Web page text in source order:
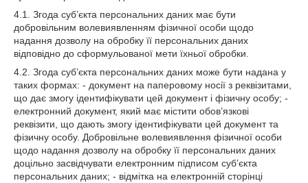
4.1. Згода суб’єкта персональних даних має бути
добровільним волевиявленням фізичної особи щодо
надання дозволу на обробку її персональних даних
відповідно до сформульованої мети їхньої обробки.
4.2. Згода суб’єкта персональних даних може бути надана у
таких формах: - документ на паперовому носії з реквізитами,
що дає змогу ідентифікувати цей документ і фізичну особу; -
електронний документ, який має містити обов’язкові
реквізити, що дають змогу ідентифікувати цей документ та
фізичну особу. Добровільне волевиявлення фізичної особи
щодо надання дозволу на обробку її персональних даних
доцільно засвідчувати електронним підписом суб’єкта
персональних даних; - відмітка на електронній сторінці